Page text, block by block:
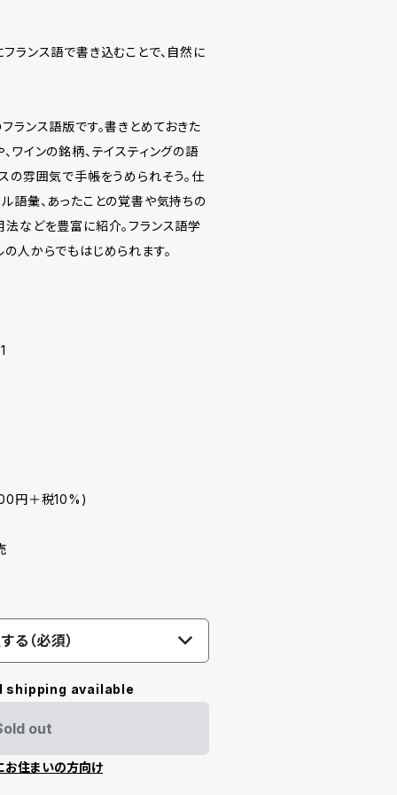
ランス語で書き込むことで、自然に
ランス語版です。書きとめておきた
ワインの銘柄、テイスティングの語
の雰囲気で手帳をうめられそう。仕
語彙、あったことの覚書や気持ちの
などを豊富に紹介。フランス語学
人からでもはじめられます。
円＋税10%)
る（必須）
shipping available
out
お住まいの方向け